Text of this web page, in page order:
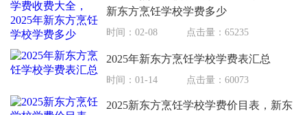
新东方烹饪学校学费多少
时间：02-08 点击量：65235
2025年新东方烹饪学校学费表汇总
时间：01-14 点击量：60073
2025新东方烹饪学校学费价目表，新东